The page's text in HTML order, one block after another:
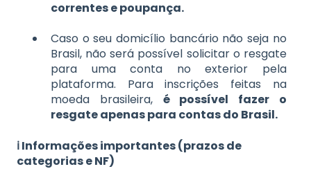
correntes e poupança.
Caso o seu domicílio bancário não seja no
Brasil, não será possível solicitar o resgate
para uma conta no exterior pela
plataforma. Para inscrições feitas na
moeda brasileira, é possível fazer o
resgate apenas para contas do Brasil.
ℹ️ Informações importantes (prazos de
categorias e NF)